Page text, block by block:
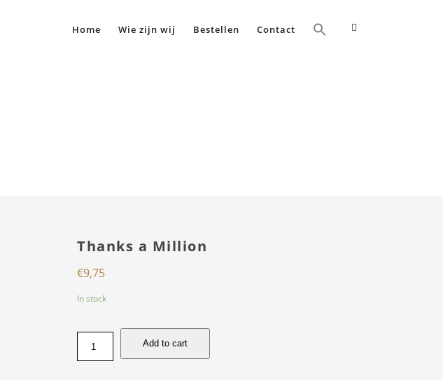
Home Wie zijn wij Bestellen Contact
Thanks a Million
€9,75
In stock
Add to cart